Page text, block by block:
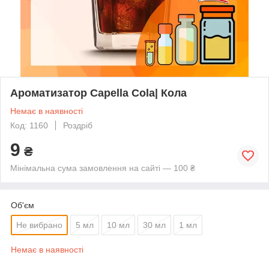
Ароматизатор Capella Cola| Кола
Немає в наявності
Код: 1160
Роздріб
9 ₴
Мінімальна сума замовлення на сайті — 100 ₴
Об'єм
Не вибрано 5 мл 10 мл 30 мл 1 мл
Немає в наявності